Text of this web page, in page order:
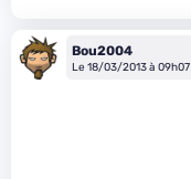
Bou2004
Le 18/03/2013 à 09h07